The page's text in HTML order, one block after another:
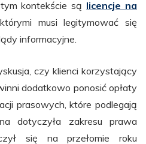
kontekście są licencje na
musi legitymować się
informacyjne.
czy klienci korzystający
dodatkowo ponosić opłaty
prasowych, które podlegają
dotyczyła zakresu prawa
się na przełomie roku